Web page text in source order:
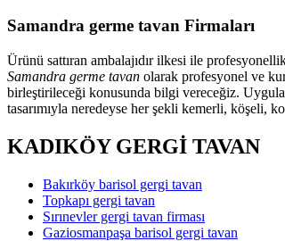
Samandra germe tavan Firmaları
Ürünü sattıran ambalajıdır ilkesi ile
Samandra germe tavan olarak profesyonel ve
birleştirileceği konusunda bilgi vereceğiz.
tasarımıyla neredeyse her şekli kemerli, köşeli,
KADIKÖY GERGİ TAVAN
Bakırköy barisol gergi tavan
Topkapı gergi tavan
Sırınevler gergi tavan firması
Gaziosmanpaşa barisol gergi tavan